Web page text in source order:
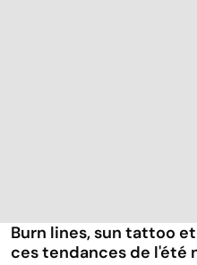
Burn lines, sun tattoo
ces tendances de l'été